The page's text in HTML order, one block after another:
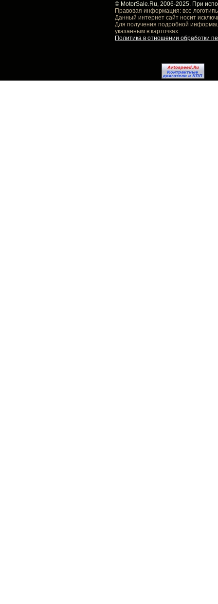
© MotorSale.Ru, 2006-2025. При
Правовая информация: все
Данный интернет сайт носит
Для получения подробной
указанным в карточках.
Политика в отношении обработки